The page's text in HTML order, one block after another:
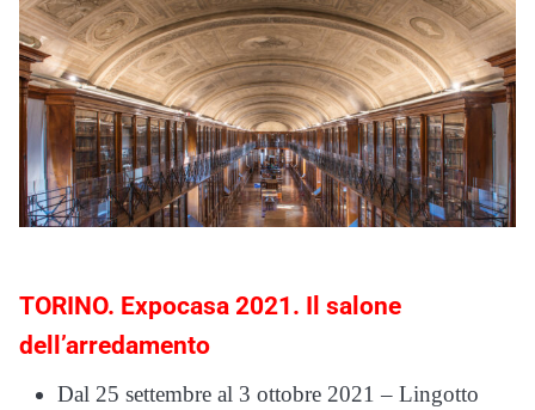
TORINO. Expocasa 2021. Il salone
dell’arredamento
Dal 25 settembre al 3 ottobre 2021 – Lingotto